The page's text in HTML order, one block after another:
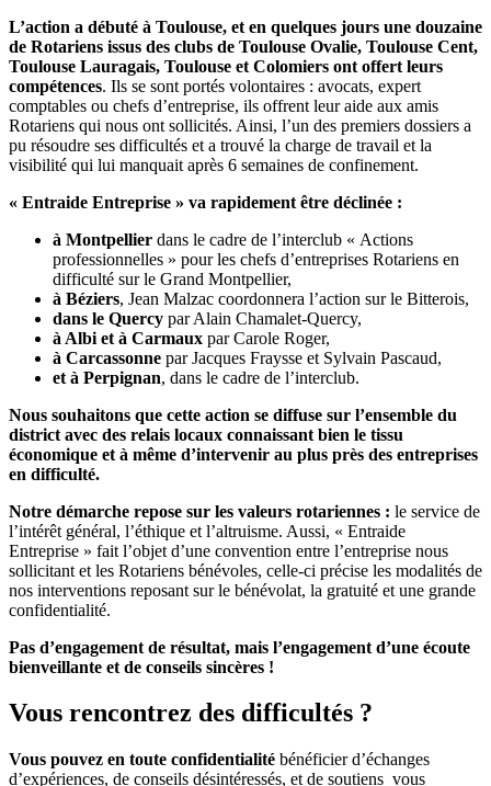
L’action a débuté à Toulouse, et en quelques jours une douzaine
de Rotariens issus des clubs de Toulouse Ovalie, Toulouse Cent,
Toulouse Lauragais, Toulouse et Colomiers ont offert leurs
compétences. Ils se sont portés volontaires : avocats, expert
comptables ou chefs d’entreprise, ils offrent leur aide aux amis
Rotariens qui nous ont sollicités. Ainsi, l’un des premiers dossiers a
pu résoudre ses difficultés et a trouvé la charge de travail et la
visibilité qui lui manquait après 6 semaines de confinement.
« Entraide Entreprise » va rapidement être déclinée :
à Montpellier dans le cadre de l’interclub « Actions
professionnelles » pour les chefs d’entreprises Rotariens en
difficulté sur le Grand Montpellier,
à Béziers, Jean Malzac coordonnera l’action sur le Bitterois,
dans le Quercy par Alain Chamalet-Quercy,
à Albi et à Carmaux par Carole Roger,
à Carcassonne par Jacques Fraysse et Sylvain Pascaud,
et à Perpignan, dans le cadre de l’interclub.
Nous souhaitons que cette action se diffuse sur l’ensemble du
district avec des relais locaux connaissant bien le tissu
économique et à même d’intervenir au plus près des entreprises
en difficulté.
Notre démarche repose sur les valeurs rotariennes : le service de
l’intérêt général, l’éthique et l’altruisme. Aussi, « Entraide
Entreprise » fait l’objet d’une convention entre l’entreprise nous
sollicitant et les Rotariens bénévoles, celle-ci précise les modalités de
nos interventions reposant sur le bénévolat, la gratuité et une grande
confidentialité.
Pas d’engagement de résultat, mais l’engagement d’une écoute
bienveillante et de conseils sincères !
Vous rencontrez des difficultés ?
Vous pouvez en toute confidentialité bénéficier d’échanges
d’expériences, de conseils désintéressés, et de soutiens vous